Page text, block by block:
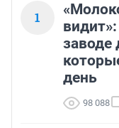
1
заводе
день
98 088